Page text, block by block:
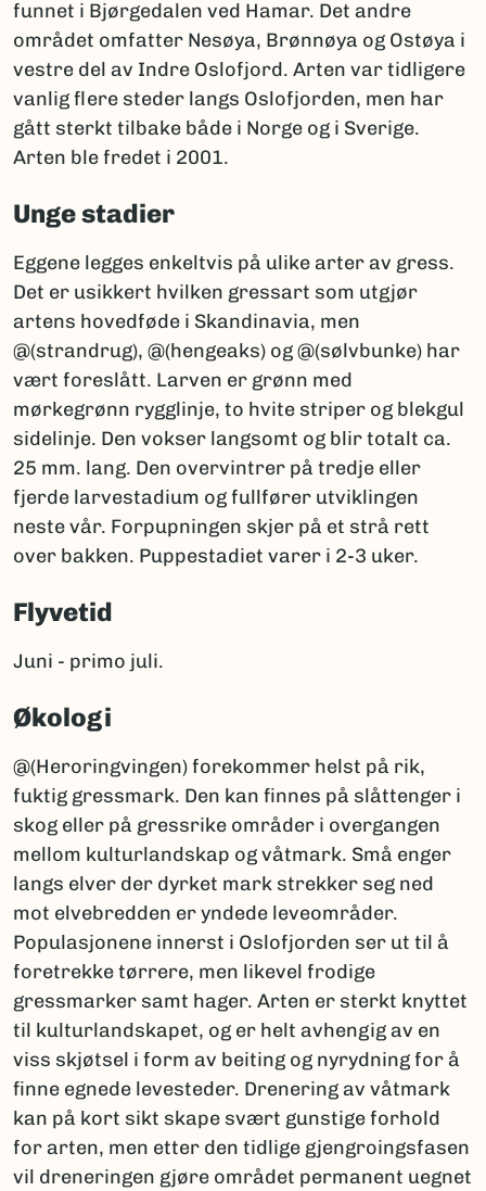
funnet i Bjørgedalen ved Hamar. Det andre
området omfatter Nesøya, Brønnøya og Ostøya i
vestre del av Indre Oslofjord. Arten var tidligere
vanlig flere steder langs Oslofjorden, men har
gått sterkt tilbake både i Norge og i Sverige.
Arten ble fredet i 2001.
Unge stadier
Eggene legges enkeltvis på ulike arter av gress.
Det er usikkert hvilken gressart som utgjør
artens hovedføde i Skandinavia, men
@(strandrug), @(hengeaks) og @(sølvbunke) har
vært foreslått. Larven er grønn med
mørkegrønn rygglinje, to hvite striper og blekgul
sidelinje. Den vokser langsomt og blir totalt ca.
25 mm. lang. Den overvintrer på tredje eller
fjerde larvestadium og fullfører utviklingen
neste vår. Forpupningen skjer på et strå rett
over bakken. Puppestadiet varer i 2-3 uker.
Flyvetid
Juni - primo juli.
Økologi
@(Heroringvingen) forekommer helst på rik,
fuktig gressmark. Den kan finnes på slåttenger i
skog eller på gressrike områder i overgangen
mellom kulturlandskap og våtmark. Små enger
langs elver der dyrket mark strekker seg ned
mot elvebredden er yndede leveområder.
Populasjonene innerst i Oslofjorden ser ut til å
foretrekke tørrere, men likevel frodige
gressmarker samt hager. Arten er sterkt knyttet
til kulturlandskapet, og er helt avhengig av en
viss skjøtsel i form av beiting og nyrydning for å
finne egnede levesteder. Drenering av våtmark
kan på kort sikt skape svært gunstige forhold
for arten, men etter den tidlige gjengroingsfasen
vil dreneringen gjøre området permanent uegnet